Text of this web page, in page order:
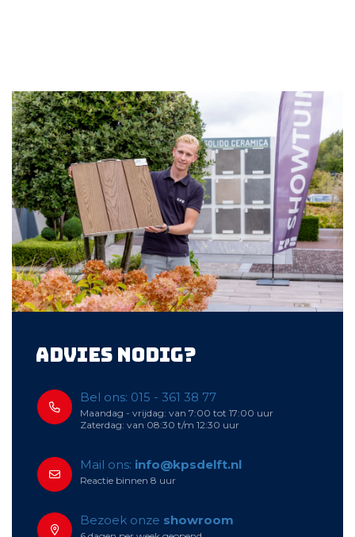
Advies nodig?
Bel ons: 015 - 361 38 77
Maandag - vrijdag: van 7:00 tot 17:00 uur
Zaterdag: van 08:30 t/m 12:30 uur
Mail ons: info@kpsdelft.nl
Reactie binnen 8 uur
Bezoek onze showroom